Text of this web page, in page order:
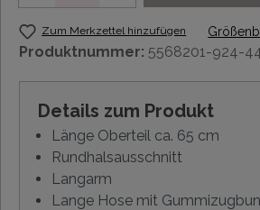
Zum Merkzettel hinzufügen
Produktnummer: 5568201-924-
Details zum Produkt
Länge Oberteil ca. 65 cm
Rundhalsausschnitt
Langarm
Lange Hose mit